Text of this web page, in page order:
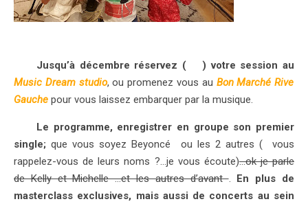
Jusqu’à décembre réservez (ici ) votre session au
Music Dream studio, ou promenez vous au Bon Marché Rive
Gauche pour vous laissez embarquer par la musique.
Le programme, enregistrer en groupe son premier
single; que vous soyez Beyoncé ou les 2 autres ( vous
rappelez-vous de leurs noms ?…je vous écoute)…ok je parle
de Kelly et Michelle …et les autres d’avant. En plus de
masterclass exclusives, mais aussi de concerts au sein